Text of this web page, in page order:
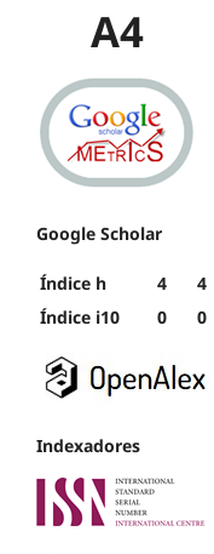
A4
Google Scholar
Índice h 4
4
Índice i10
0 0
Indexadores